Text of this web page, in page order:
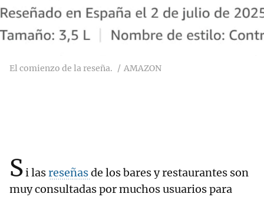
El comienzo de la reseña. AMAZON
Si lasreseñasde los bares y restaurantes son
muy consultadas por muchos usuarios para